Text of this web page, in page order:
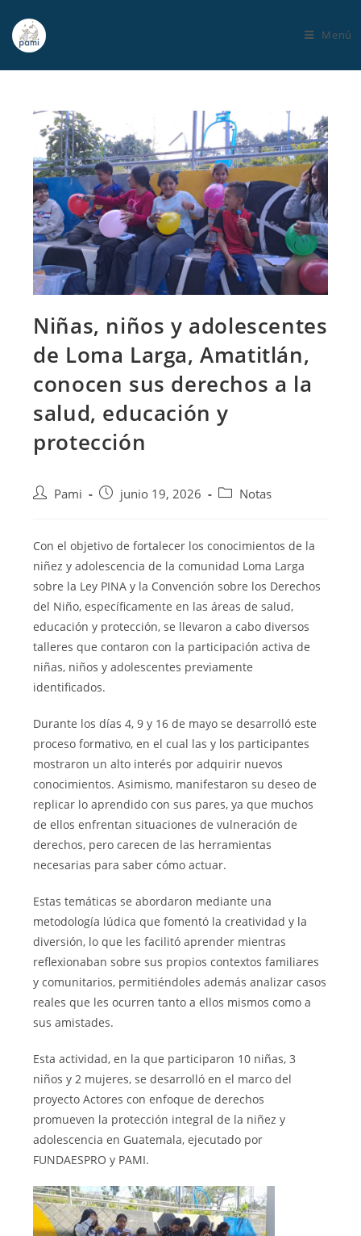
Menú
Niñas, niños y adolescentes
de Loma Larga, Amatitlán,
conocen sus derechos a la
salud, educación y
protección
Pami junio 19, 2026 Notas
Con el objetivo de fortalecer los conocimientos de la
niñez y adolescencia de la comunidad Loma Larga
sobre la Ley PINA y la Convención sobre los Derechos
del Niño, específicamente en las áreas de salud,
educación y protección, se llevaron a cabo diversos
talleres que contaron con la participación activa de
niñas, niños y adolescentes previamente
identificados.
Durante los días 4, 9 y 16 de mayo se desarrolló este
proceso formativo, en el cual las y los participantes
mostraron un alto interés por adquirir nuevos
conocimientos. Asimismo, manifestaron su deseo de
replicar lo aprendido con sus pares, ya que muchos
de ellos enfrentan situaciones de vulneración de
derechos, pero carecen de las herramientas
necesarias para saber cómo actuar.
Estas temáticas se abordaron mediante una
metodología lúdica que fomentó la creatividad y la
diversión, lo que les facilitó aprender mientras
reflexionaban sobre sus propios contextos familiares
y comunitarios, permitiéndoles además analizar casos
reales que les ocurren tanto a ellos mismos como a
sus amistades.
Esta actividad, en la que participaron 10 niñas, 3
niños y 2 mujeres, se desarrolló en el marco del
proyecto Actores con enfoque de derechos
promueven la protección integral de la niñez y
adolescencia en Guatemala, ejecutado por
FUNDAESPRO y PAMI.